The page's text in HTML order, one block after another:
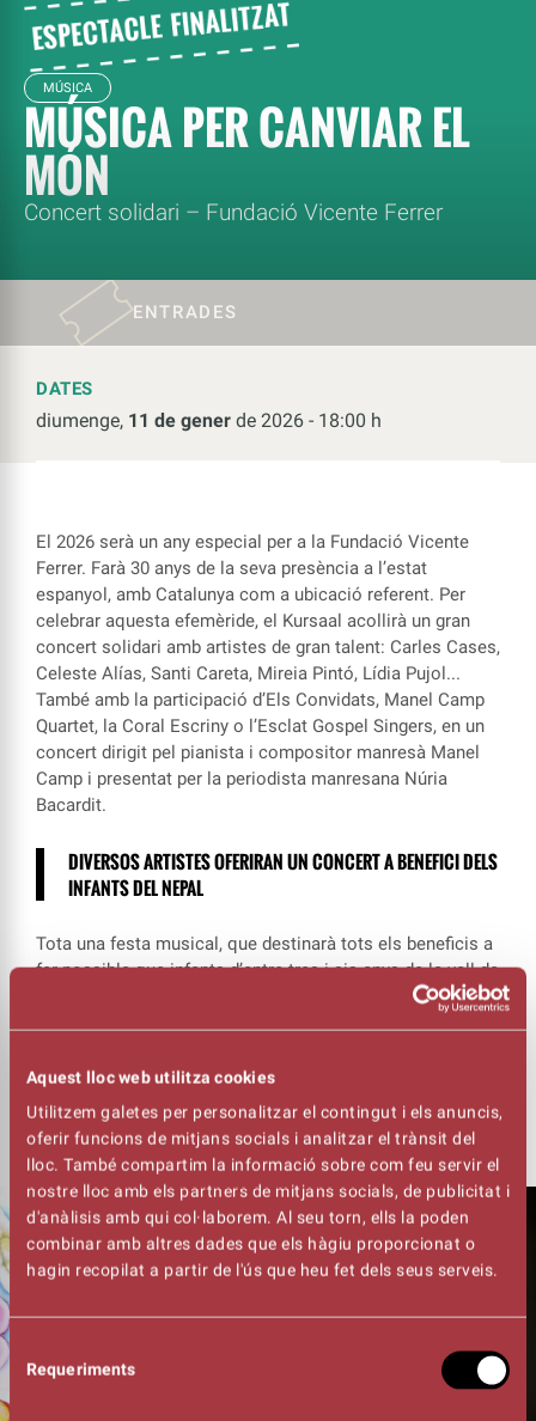
Aquest lloc web utilitza cookies
Utilitzem galetes per personalitzar el contingut i els anuncis,
oferir funcions de mitjans socials i analitzar el trànsit del
lloc. També compartim la informació sobre com feu servir el
nostre lloc amb els partners de mitjans socials, de publicitat i
d'anàlisis amb qui col·laborem. Al seu torn, ells la poden
combinar amb altres dades que els hàgiu proporcionat o
hagin recopilat a partir de l'ús que heu fet dels seus serveis.
Selecció
Requeriments
MÚSICA
MÚSICA PER CANVIAR EL
MÓN
Concert solidari – Fundació Vicente Ferrer
ENTRADES
DATES
diumenge, 11 de gener de 2026 - 18:00 h
El 2026 serà un any especial per a la Fundació Vicente
Ferrer. Farà 30 anys de la seva presència a l’estat
espanyol, amb Catalunya com a ubicació referent. Per
celebrar aquesta efemèride, el Kursaal acollirà un gran
concert solidari amb artistes de gran talent: Carles Cases,
Celeste Alías, Santi Careta, Mireia Pintó, Lídia Pujol...
També amb la participació d’Els Convidats, Manel Camp
Quartet, la Coral Escriny o l’Esclat Gospel Singers, en un
concert dirigit pel pianista i compositor manresà Manel
Camp i presentat per la periodista manresana Núria
Bacardit.
DIVERSOS ARTISTES OFERIRAN UN CONCERT A BENEFICI DELS
INFANTS DEL NEPAL
Tota una festa musical, que destinarà tots els beneficis a
fer possible que infants d’entre tres i sis anys de la vall de
Katmandú (Nepal) tinguin accés a una xarxa de centres de
*FILA ZERO. Donatiu sense assistència a l’espectacle.